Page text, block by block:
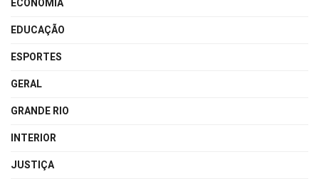
ECONOMIA
EDUCAÇÃO
ESPORTES
GERAL
GRANDE RIO
INTERIOR
JUSTIÇA